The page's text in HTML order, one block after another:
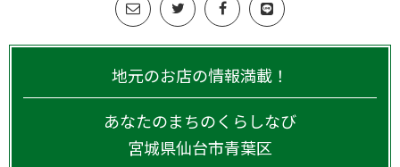
地元のお店の情報満載！
あなたのまちのくらしなび
宮城県仙台市青葉区